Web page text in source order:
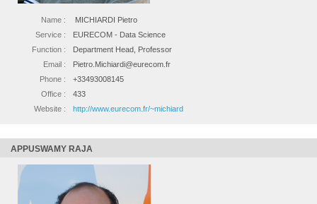
Name :
MICHIARDI Pietro
Service :
EURECOM - Data Science
Function :
Department Head, Professor
Email :
Pietro.Michiardi@eurecom.fr
Phone :
+33493008145
Office :
433
Website :
http://www.eurecom.fr/~michiard
APPUSWAMY RAJA